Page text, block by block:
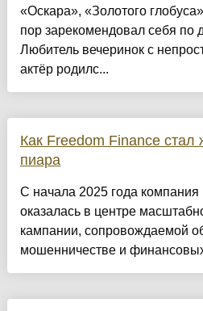
«Оскара», «Золотого
пор зарекомендовал себя по
Любитель вечеринок с
актёр родилс...
Как Freedom Finance стал
пиара
​С начала 2025 года
оказалась в центре
кампании, сопровождаемой
мошенничестве и